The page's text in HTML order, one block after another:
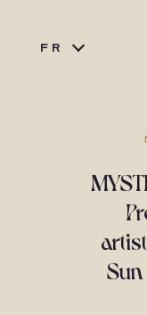
FR